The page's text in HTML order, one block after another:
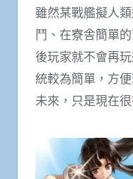
雖然某戰艦擬人
鬥、在寮舎簡單
後玩家就不會再
統較為簡單，方
未來，只是現在